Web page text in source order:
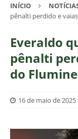
INÍCIO
pênalti perdido e
Everaldo
pênalti
do
16 de maio de 2025